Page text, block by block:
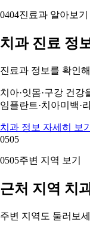
0404진료과 알아보기
치과 진료 정
진료과 정보를 확인
치아·잇몸·구강 건강
임플란트·치아미백·
치과 정보 자세히 보
0505
0505주변 지역 보기
근처 지역 치
주변 지역도 둘러보